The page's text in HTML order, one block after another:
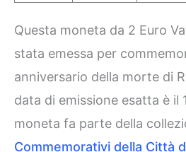
Questa moneta da 2 Euro
stata emessa per
anniversario della morte di
data di emissione esatta è il
moneta fa parte della
Commemorativi della Città